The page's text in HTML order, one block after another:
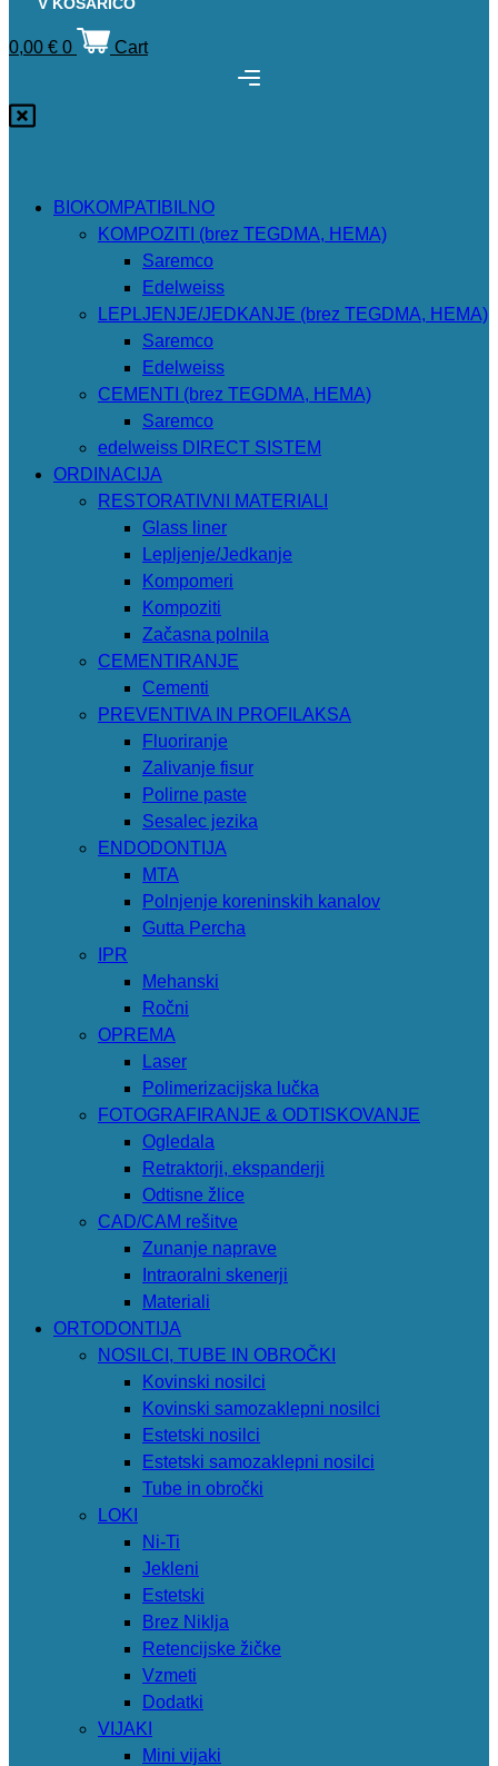
0,00 € 0 Cart
BIOKOMPATIBILNO
KOMPOZITI (brez TEGDMA, HEMA)
Saremco
Edelweiss
LEPLJENJE/JEDKANJE (brez TEGDMA, HEMA)
Saremco
Edelweiss
CEMENTI (brez TEGDMA, HEMA)
Saremco
edelweiss DIRECT SISTEM
ORDINACIJA
RESTORATIVNI MATERIALI
Glass liner
Lepljenje/Jedkanje
Kompomeri
Kompoziti
Začasna polnila
CEMENTIRANJE
Cementi
PREVENTIVA IN PROFILAKSA
Fluoriranje
Zalivanje fisur
Polirne paste
Sesalec jezika
ENDODONTIJA
MTA
Polnjenje koreninskih kanalov
Gutta Percha
IPR
Mehanski
Ročni
OPREMA
Laser
Polimerizacijska lučka
FOTOGRAFIRANJE & ODTISKOVANJE
Ogledala
Retraktorji, ekspanderji
Odtisne žlice
CAD/CAM rešitve
Zunanje naprave
Intraoralni skenerji
Materiali
ORTODONTIJA
NOSILCI, TUBE IN OBROČKI
Kovinski nosilci
Kovinski samozaklepni nosilci
Estetski nosilci
Estetski samozaklepni nosilci
Tube in obročki
LOKI
Ni-Ti
Jekleni
Estetski
Brez Niklja
Retencijske žičke
Vzmeti
Dodatki
VIJAKI
Mini vijaki